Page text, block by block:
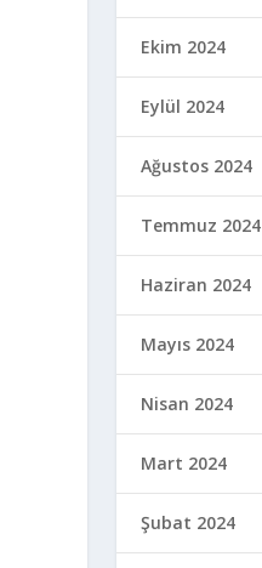
Ekim 2024
Eylül 2024
Ağustos 2024
Temmuz 2024
Haziran 2024
Mayıs 2024
Nisan 2024
Mart 2024
Şubat 2024